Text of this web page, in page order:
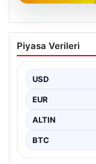
05.08.2026
Nilda
Saldırının
İstanbul’un Şişli
ilaçları…
Piyasa Verileri
USD
EUR
ALTIN
BTC